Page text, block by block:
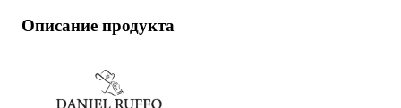
Описание продукта